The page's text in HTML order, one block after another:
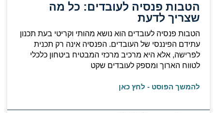
הטבות פנסיה לעובדים: כל מה
שצריך לדעת
הטבות פנסיה לעובדים הוא נושא מהותי וקריטי בעת תכנון
עתידם הפיננסי של העובדים. הפנסיה אינה רק תכנית
לפרישה, אלא היא מרכיב מרכזי המבטיח ביטחון כלכלי
לטווח הארוך ומספק לעובדים שקט
להמשך הפוסט - לחץ כאן